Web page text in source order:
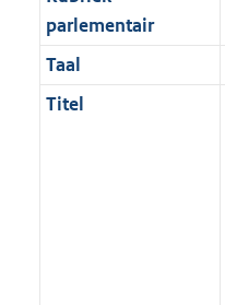
parlementair
Taal
Titel